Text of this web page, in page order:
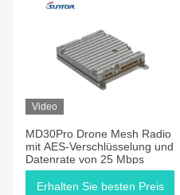
Video
MD30Pro Drone Mesh Radio
mit AES-Verschlüsselung und
Datenrate von 25 Mbps
Erhalten Sie besten Preis